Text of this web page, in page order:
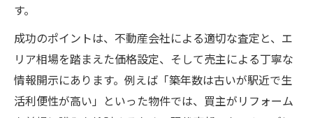
す。
成功のポイントは、不動産会社による適切な査定と、エ
リア相場を踏まえた価格設定、そして売主による丁寧な
情報開示にあります。例えば「築年数は古いが駅近で生
活利便性が高い」といった物件では、買主がリフォーム